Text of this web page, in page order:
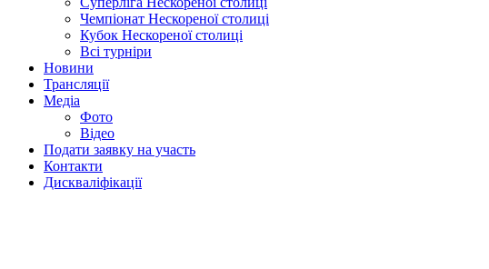
Чемпіонат Нескореної столиці
Кубок Нескореної столиці
Всі турніри
Новини
Трансляції
Медіа
Фото
Відео
Подати заявку на участь
Контакти
Дискваліфікації